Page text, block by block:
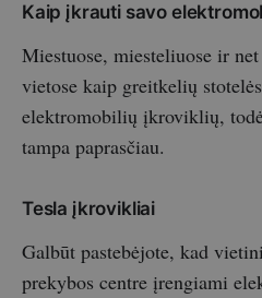
Kaip įkrauti savo
Miestuose, miesteliuose ir
vietose kaip greitkelių
elektromobilių įkroviklių,
tampa paprasčiau.
Tesla įkrovikliai
Galbūt pastebėjote, kad
prekybos centre įrengiami